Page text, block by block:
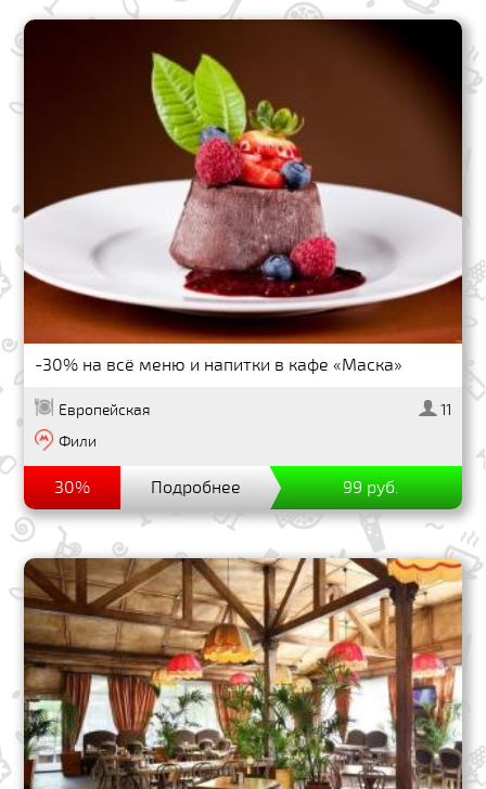
-30% на всё меню и напитки в кафе «Маска»
Европейская
Фили
11
30% Подробнее 99 руб.